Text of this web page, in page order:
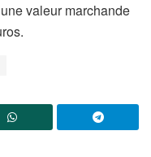
valeur marchande